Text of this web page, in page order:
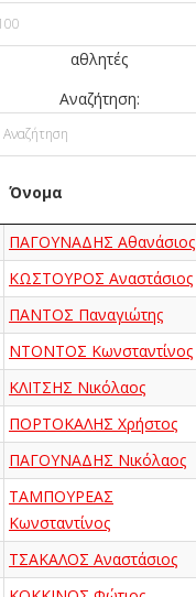
αθλητές
Αναζήτηση:
Όνομα
ΠΑΓΟΥΝΑΔΗΣ Αθανάσιος
ΚΩΣΤΟΥΡΟΣ Αναστάσιος
ΠΑΝΤΟΣ Παναγιώτης
ΝΤΟΝΤΟΣ Κωνσταντίνος
ΚΛΙΤΣΗΣ Νικόλαος
ΠΟΡΤΟΚΑΛΗΣ Χρήστος
ΠΑΓΟΥΝΑΔΗΣ Νικόλαος
ΤΑΜΠΟΥΡΕΑΣ
Κωνσταντίνος
ΤΣΑΚΑΛΟΣ Αναστάσιος